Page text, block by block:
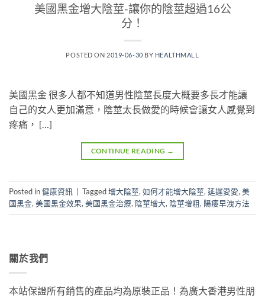
美國黑金增大陰莖-讓你的陰莖超過16公
分！
POSTED ON 2019-06-30 BY HEALTHMALL
美國黑金 很多人都不知道男性陰莖長度大概要多長才能讓
自己的女人更加滿意，陰莖太長做愛的時候會讓女人感覺到
疼痛， […]
CONTINUE READING →
Posted in健康資訊 Tagged增大陰莖,如何才能增大陰莖,延遲愛愛,美
國黑金,美國黑金效果,美國黑金治療, 陰莖增大, 陰莖增粗, 陽痿早洩方法
關於我們
本站保證所有銷售的產品均為原裝正品！為廣大香港男性朋